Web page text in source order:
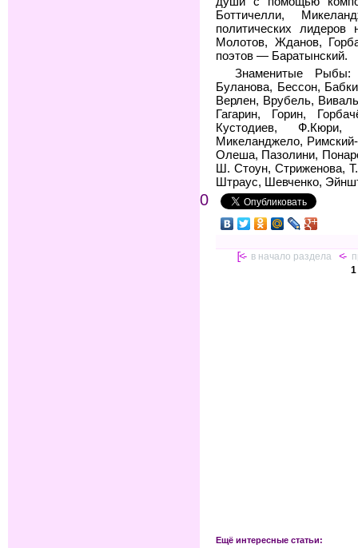
Боттичелли,
политических
Молотов, Жданов,
поэтов — Баратынский.
Знаменитые Рыбы:
Буланова, Бессон,
Верлен, Врубель,
Гагарин, Горин,
Кустодиев, Ф.Кюри,
Микеланджело,
Олеша, Пазолини,
Ш. Стоун, Стриженова,
Штраус, Шевченко,
0
[<- в начало раздела <-
1
Ещё интересные статьи: